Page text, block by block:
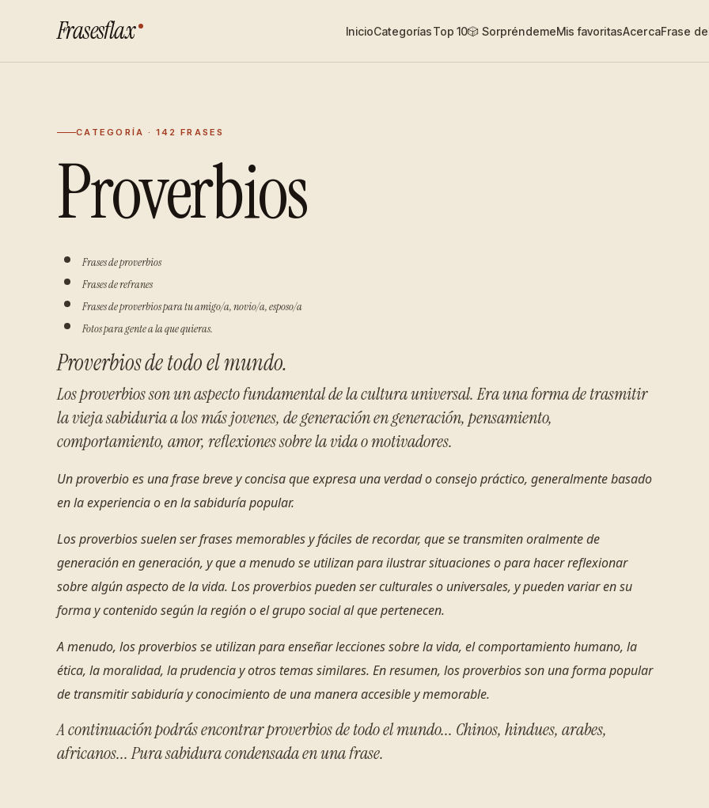
Frasesflax InicioCategoríasTop 10🎲 SorpréndemeMis favoritasAcercaFrase
CATEGORÍA · 142 FRASES
Proverbios
Frases de proverbios
Frases de refranes
Frases de proverbios para tu amigo/a, novio/a, esposo/a
Fotos para gente a la que quieras.
Proverbios de todo el mundo.
Los proverbios son un aspecto fundamental de la cultura universal. Era una forma de trasmitir
la vieja sabiduria a los más jovenes, de generación en generación, pensamiento,
comportamiento, amor, reflexiones sobre la vida o motivadores.
Un proverbio es una frase breve y concisa que expresa una verdad o consejo práctico, generalmente basado
en la experiencia o en la sabiduría popular.
Los proverbios suelen ser frases memorables y fáciles de recordar, que se transmiten oralmente de
generación en generación, y que a menudo se utilizan para ilustrar situaciones o para hacer reflexionar
sobre algún aspecto de la vida. Los proverbios pueden ser culturales o universales, y pueden variar en su
forma y contenido según la región o el grupo social al que pertenecen.
A menudo, los proverbios se utilizan para enseñar lecciones sobre la vida, el comportamiento humano, la
ética, la moralidad, la prudencia y otros temas similares. En resumen, los proverbios son una forma popular
de transmitir sabiduría y conocimiento de una manera accesible y memorable.
A continuación podrás encontrar proverbios de todo el mundo... Chinos, hindues, arabes,
africanos... Pura sabidura condensada en una frase.